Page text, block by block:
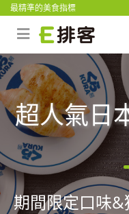
最精準的美食指標
超人氣日
期間限定口味